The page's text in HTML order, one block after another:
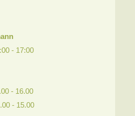
- 17:00
- 16.00
- 15.00